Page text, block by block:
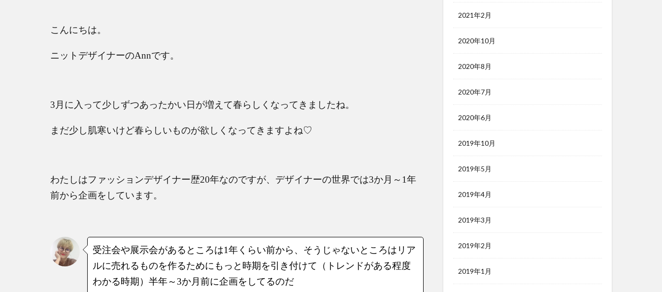
こんにちは。
ニットデザイナーのAnnです。
3 月に入って少しずつあったかい日が増えて春らしくなってきましたね。
まだ少し肌寒いけど春らしいものが欲しくなってきますよね♡
わたしはファッションデザイナー歴20年なのですが、デザイナーの世界では3か月～ 1年
前から企画をしています。
受注会や展示会があるところは1年くらい前から、そうじゃないところはリア
ルに売れるものを作るためにもっと時期を引き付けて（トレンドがある程度
わかる時期）半年～ 3か月前に企画をしてるのだ
2021年2月
2020年10月
2020年8月
2020年7月
2020年6月
2019年10月
2019年5月
2019年4月
2019年3月
2019年2月
2019年1月